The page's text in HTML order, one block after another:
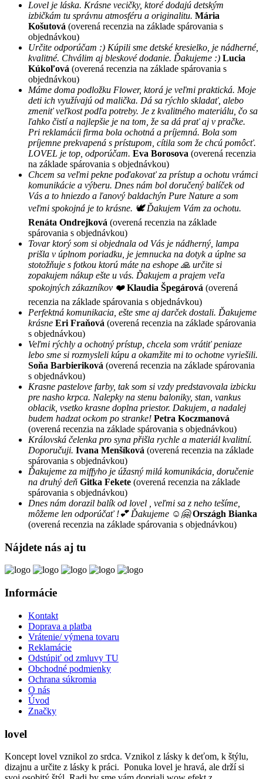
Lovel je láska. Krásne vecičky, ktoré dodajú detským
izbičkám tu správnu atmosféru a originalitu. Mária
Košutová (overená recenzia na základe spárovania s
objednávkou)
Určite odporúčam :) Kúpili sme detské kresielko, je nádherné,
kvalitné. Chválim aj bleskové dodanie. Ďakujeme :) Lucia
Kúkoľová (overená recenzia na základe spárovania s
objednávkou)
Máme doma podložku Flower, ktorá je veľmi praktická. Moje
deti ich využívajú od malička. Dá sa rýchlo skladať, alebo
zmeniť veľkost podľa potreby. Je z kvalitného materiálu, čo sa
ľahko čistí a najlepšie je na tom, že sa dá prať aj v pračke.
Pri reklamácii firma bola ochotná a príjemná. Bola som
príjemne prekvapená s prístupom, cítila som že chcú pomôcť.
LOVEL je top, odporúčam. Eva Borosova (overená recenzia
na základe spárovania s objednávkou)
Chcem sa veľmi pekne poďakovať za prístup a ochotu vrámci
komunikácie a výberu. Dnes nám bol doručený balíček od
Vás a to hniezdo a ľanový baldachýn Pure Nature a som
veľmi spokojná je to krásne. 🕊 Ďakujem Vám za ochotu.
Renáta Ondrejková (overená recenzia na základe
spárovania s objednávkou)
Tovar ktorý som si objednala od Vás je nádherný, lampa
prišla v úplnom poriadku, je jemnucka na dotyk a úplne sa
stotožňuje s fotkou ktorú máte na eshope 🙏 určite si
zopakujem nákup ešte u vás. Ďakujem a prajem veľa
spokojných zákazníkov ❤️ Klaudia Špegárová (overená
recenzia na základe spárovania s objednávkou)
Perfektná komunikacia, ešte sme aj darček dostali. Ďakujeme
krásne Eri Fraňová (overená recenzia na základe spárovania
s objednávkou)
Veľmi rýchly a ochotný prístup, chcela som vrátiť peniaze
lebo sme si rozmysleli kúpu a okamžite mi to ochotne vyriešili.
Soňa Barbieriková (overená recenzia na základe spárovania
s objednávkou)
Krasne pastelove farby, tak som si vzdy predstavovala izbicku
pre nasho krpca. Nalepky na stenu baloniky, stan, vankus
oblacik, vsetko krasne doplna priestor. Dakujem, a nadalej
budem hadzat ockom po stranke! Petra Koczmanová
(overená recenzia na základe spárovania s objednávkou)
Královská čelenka pro syna přišla rychle a materiál kvalitní.
Doporučuji. Ivana Menšíková (overená recenzia na základe
spárovania s objednávkou)
Ďakujeme za miffyho je úžasný milá komunikácia, doručenie
na druhý deň Gitka Fekete (overená recenzia na základe
spárovania s objednávkou)
Dnes nám dorazil balík od lovel , veľmi sa z neho tešíme,
môžeme len odporúčať !💕 Ďakujeme ☺️🤗 Országh Bianka
(overená recenzia na základe spárovania s objednávkou)
Nájdete nás aj tu
Informácie
Kontakt
Doprava a platba
Vrátenie/ výmena tovaru
Reklamácie
Odstúpiť od zmluvy TU
Obchodné podmienky
Ochrana súkromia
O nás
Úvod
Značky
lovel
Koncept lovel vznikol zo srdca. Vznikol z lásky k deťom, k štýlu,
dizajnu a určite z lásky k práci. Ponuka lovel je hravá, ale drží si